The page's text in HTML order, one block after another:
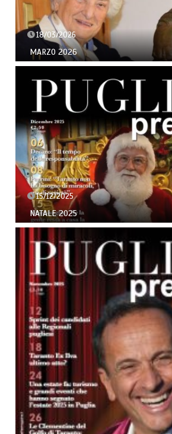
18/03/2026
MARZO 2026
15/12/2025
NATALE 2025